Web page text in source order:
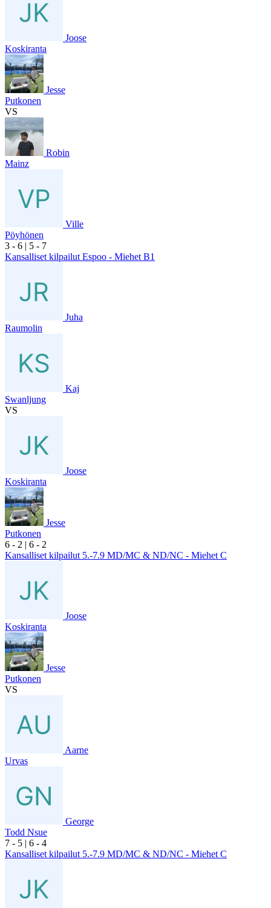
Joose
Koskiranta
Jesse
Putkonen
VS
Robin
Mainz
Ville
Pöyhönen
3 - 6 | 5 - 7
Kansalliset kilpailut Espoo - Miehet B1
Juha
Raumolin
Kaj
Swanljung
VS
Joose
Koskiranta
Jesse
Putkonen
6 - 2 | 6 - 2
Kansalliset kilpailut 5.-7.9 MD/MC & ND/NC - Miehet C
Joose
Koskiranta
Jesse
Putkonen
VS
Aarne
Urvas
George
Todd Nsue
7 - 5 | 6 - 4
Kansalliset kilpailut 5.-7.9 MD/MC & ND/NC - Miehet C